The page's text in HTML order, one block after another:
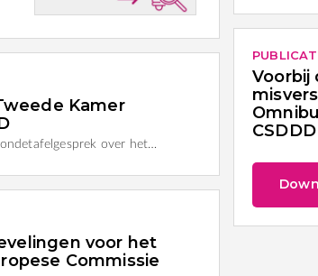
Voorbij
CSDDD
Kamer
over het…
voor het
Commissie